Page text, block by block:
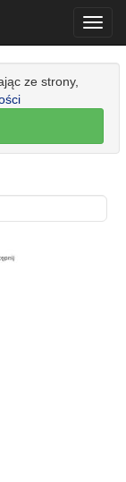
ze strony,